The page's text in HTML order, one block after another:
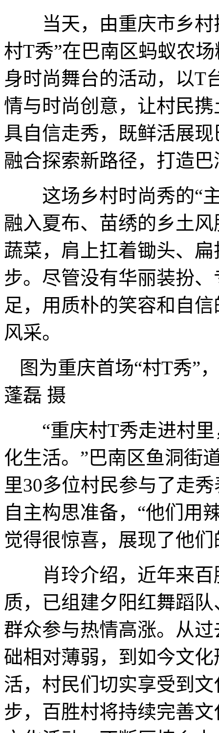
当天，由重庆市乡村
村T秀”在巴南区蚂蚁农
身时尚舞台的活动，以T
情与时尚创意，让村民
具自信走秀，既鲜活展
融合探索新路径，打造
这场乡村时尚秀的“主
融入夏布、苗绣的乡土
蔬菜，肩上扛着锄头、
步。尽管没有华丽装扮
足，用质朴的笑容和自
风采。
图为重庆首场“村T秀”
蓬磊 摄
“重庆村T秀走进村里
化生活。”巴南区鱼洞街
里30多位村民参与了走
自主构思准备，“他们用
觉得很惊喜，展现了他
肖玲介绍，近年来百
质，已组建夕阳红舞蹈
群众参与热情高涨。从
础相对薄弱，到如今文
活，村民们切实享受到
步，百胜村将持续完善